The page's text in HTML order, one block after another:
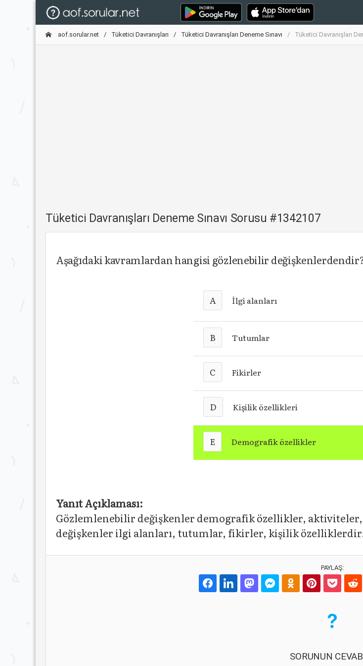
aof.sorular.net Tüketici Davranışları Tüketici Davranışları Deneme Sınavı Tüketici Davranışları
Tüketici Davranışları Deneme Sınavı Sorusu #1342107
Aşağıdaki kavramlardan hangisi gözlenebilir
A İlgi alanları
B Tutumlar
C Fikirler
D Kişilik özellikleri
E Demografik özellikler
Yanıt Açıklaması:
Gözlemlenebilir değişkenler demografik özellikler,
değişkenler ilgi alanları, tutumlar, fikirler, kişilik
PAYLAŞ:
SORUNUN